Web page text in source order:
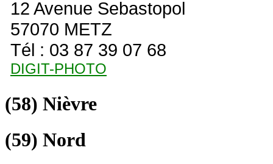
12 Avenue Sebastopol
57070 METZ
Tél : 03 87 39 07 68
DIGIT-PHOTO
(58) Nièvre
(59) Nord